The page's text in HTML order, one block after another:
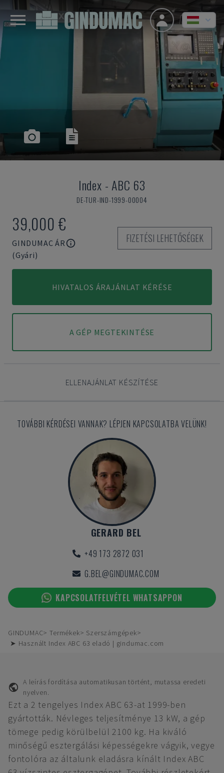
Index - ABC 63
DE-TUR-IND-1999-00004
39,000 €
GINDUMAC ÁR
(Gyári)
FIZETÉSI LEHETŐSÉGEK
HIVATALOS ÁRAJÁNLAT KÉRÉSE
A GÉP MEGTEKINTÉSE
ELLENAJÁNLAT KÉSZÍTÉSE
TOVÁBBI KÉRDÉSEI VANNAK? LÉPJEN KAPCSOLATBA VELÜNK!
GERARD BEL
+49 173 2872 031
G.BEL@GINDUMAC.COM
KAPCSOLATFELVÉTEL WHATSAPPON
GINDUMAC Termékek
Szerszámgépek
➤ Használt Index ABC 63 eladó | gindumac.com
A leírás fordítása automatikusan történt, mutassa eredeti
nyelven.
Ezt a 2 tengelyes Index ABC 63-at 1999-ben
gyártották. Névleges teljesítménye 13 kW, a gép
tömege pedig körülbelül 2100 kg. Ha kiváló
minőségű esztergálási képességekre vágyik, vegye
fontolóra az általunk eladásra kínált Index ABC